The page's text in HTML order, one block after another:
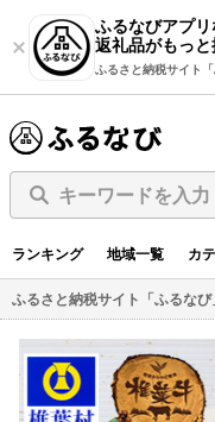
ふるなびアプリ
返礼品がもっと
ふるさと納税サイト「
キーワードを入力
ランキング 地域一覧 カ
ふるさと納税サイト「ふるなび